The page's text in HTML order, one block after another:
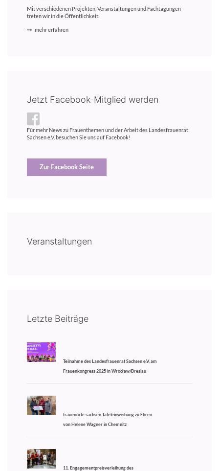
Mit verschiedenen Projekten, Veranstaltungen und Fachtagungen
treten wir in die Öffentlichkeit.
mehr erfahren
Jetzt Facebook-Mitglied werden
Für mehr News zu Frauenthemen und der Arbeit des Landesfrauenrat
Sachsen e.V. besuchen Sie uns auf Facebook!
Zur Facebook Seite
Veranstaltungen
Letzte Beiträge
Teilnahme des Landesfrauenrat Sachsen e.V. am
Frauenkongress 2025 in Wrocław/Breslau
frauenorte sachsen-Tafeleinweihung zu Ehren
von Helene Wagner in Chemnitz
11. Engagementpreisverleihung des